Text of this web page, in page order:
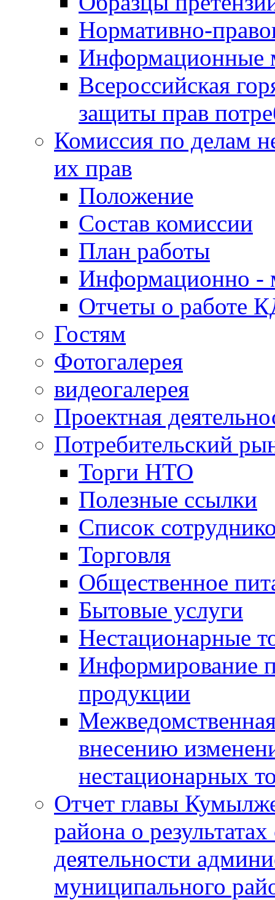
Нормативно-
Информационные
Всероссийская
защиты прав
Комиссия по делам
их прав
Положение
Состав комиссии
План работы
Информационно -
Отчеты о работе
Гостям
Фотогалерея
видеогалерея
Проектная
Потребительский
Торги НТО
Полезные ссылки
Список
Торговля
Общественное
Бытовые услуги
Нестационарные
Информирование
продукции
внесению
нестационарных
Отчет главы
района о
деятельности
муниципального